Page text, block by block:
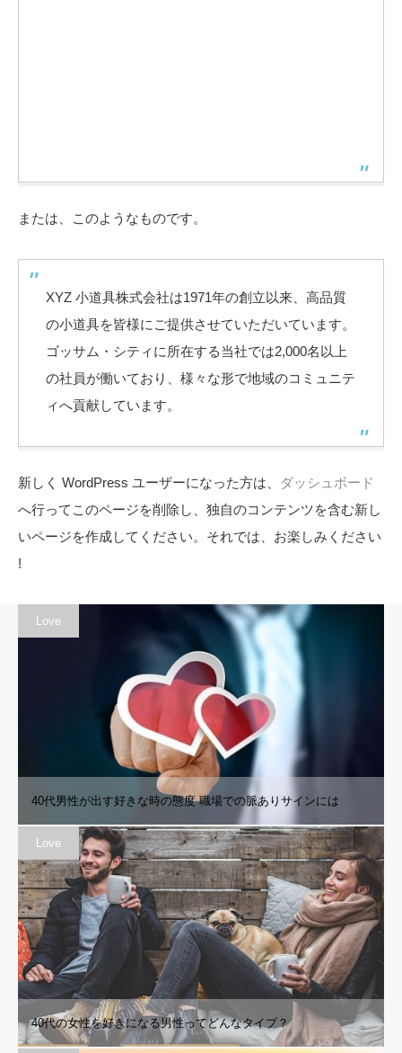
または、このようなものです。
XYZ 小道具株式会社は1971年の創立以来、高品質
の小道具を皆様にご提供させていただいています。
ゴッサム・シティに所在する当社では2,000名以上
の社員が働いており、様々な形で地域のコミュニテ
ィへ貢献しています。
新しく WordPress ユーザーになった方は、
ダッシュボード
へ行ってこのページを削除し、独自のコンテンツを含む新し
いページを作成してください。それでは、お楽しみください
!
Love
40代男性が出す好きな時の態度 職場での脈ありサインには
Love
40代の女性を好きになる男性ってどんなタイプ？